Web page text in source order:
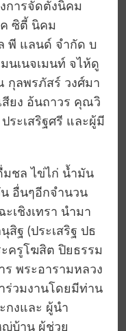
การจัดตั้งนิคม
ค ซิตี้ นิคม
พี แลนด์ จำกัด บ
นเนจเมนท์ จไห้ดู
ลพรภัสร์ วงศ์มา
ยง อ้นถาวร คุณวิ
ระเสริฐศรี และผู้มี
มชล ไข่ไก่ น้ำมัน
อื่นๆอีกจำนวน
เชิงเทรา นำมา
สิฐ (ประเสริฐ ปธ
ะครูโฆสิต ปิยธรรม
ร พระอารามหลวง
ร่วมงานโดยมีท่าน
กงและ ผู้นำ
ญ่บ้าน ผู้ช่วย